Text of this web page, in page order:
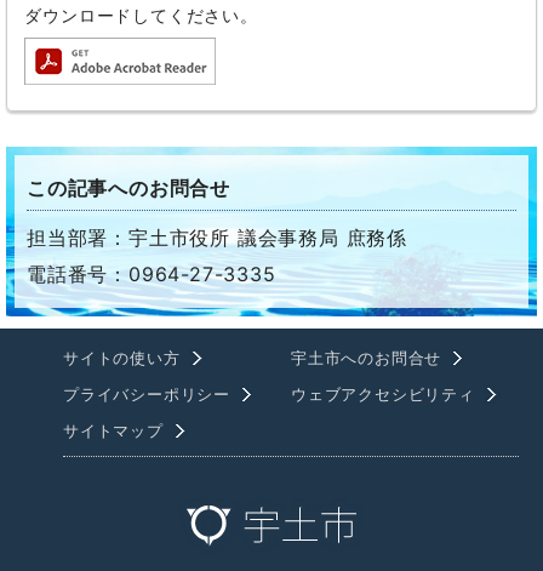
ダウンロードしてください。
この記事へのお問合せ
担当部署：宇土市役所 議会事務局 庶務係
電話番号：0964-27-3335
サイトの使い方
宇土市へのお問合せ
プライバシーポリシー
ウェブアクセシビリティ
サイトマップ